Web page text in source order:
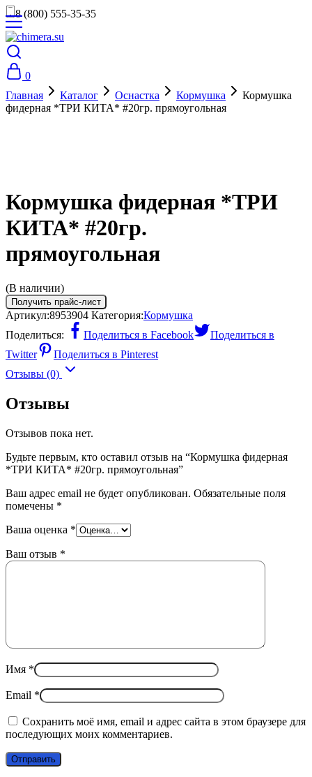
8 (800) 555-35-35
0
Главная
Каталог Оснастка Кормушка
Кормушка
фидерная *ТРИ КИТА* #20гр. прямоугольная
Кормушка фидерная *ТРИ
КИТА* #20гр.
прямоугольная
(В наличии)
Получить прайс-лист
Артикул:8953904 Категория:Кормушка
Поделиться:
Поделиться в Facebook
Поделиться в
Twitter
Поделиться в Pinterest
Отзывы (0)
Отзывы
Отзывов пока нет.
Будьте первым, кто оставил отзыв на “Кормушка фидерная
*ТРИ КИТА* #20гр. прямоугольная”
Ваш адрес email не будет опубликован. Обязательные поля
помечены *
Ваша оценка *
Ваш отзыв *
Имя *
Email *
Сохранить моё имя, email и адрес сайта в этом браузере для
последующих моих комментариев.